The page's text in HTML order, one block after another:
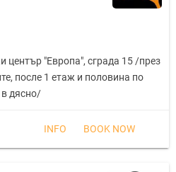
център "Европа", сграда 15 /през
после 1 етаж и половина по
в дясно/
INFO BOOK NOW